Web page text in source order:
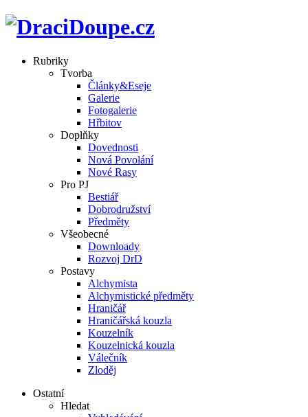
Rubriky
Tvorba
Články&Eseje
Galerie
Fotogalerie
Hřbitov
Doplňky
Dovednosti
Nová Povolání
Nové Rasy
Pro PJ
Bestiář
Dobrodružství
Předměty
Všeobecné
Downloady
Rozvoj DrD
Postavy
Alchymista
Alchymistické předměty
Hraničář
Hraničářská kouzla
Kouzelník
Kouzelnická kouzla
Válečník
Zloděj
Ostatní
Hledat